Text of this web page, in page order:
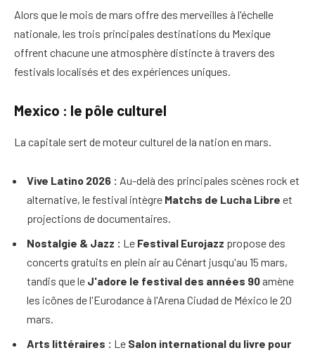
Alors que le mois de mars offre des merveilles à l'échelle
nationale, les trois principales destinations du Mexique
offrent chacune une atmosphère distincte à travers des
festivals localisés et des expériences uniques.
Mexico : le pôle culturel
La capitale sert de moteur culturel de la nation en mars.
Vive Latino 2026 : Au-delà des principales scènes rock et
alternative, le festival intègre Matchs de Lucha Libre et
projections de documentaires.
Nostalgie & Jazz : Le Festival Eurojazz propose des
concerts gratuits en plein air au Cénart jusqu'au 15 mars,
tandis que le J'adore le festival des années 90 amène
les icônes de l'Eurodance à l'Arena Ciudad de México le 20
mars.
Arts littéraires : Le Salon international du livre pour